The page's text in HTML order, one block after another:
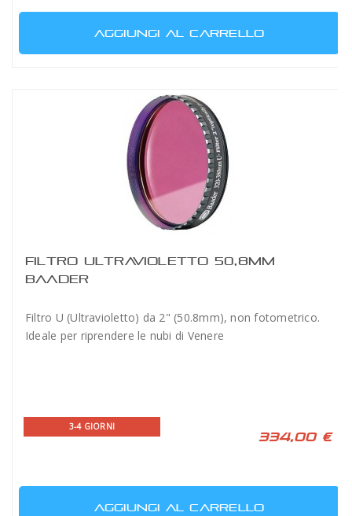
AGGIUNGI AL CARRELLO
FILTRO ULTRAVIOLETTO 50,8MM
BAADER
Filtro U (Ultravioletto) da 2" (50.8mm), non fotometrico.
Ideale per riprendere le nubi di Venere
3-4 GIORNI
334,00 €
AGGIUNGI AL CARRELLO